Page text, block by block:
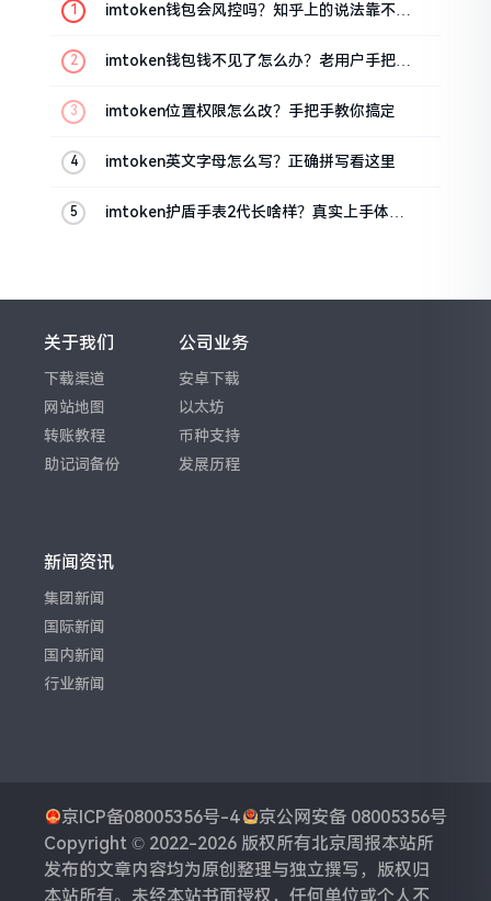
imtoken钱包会风控吗？知乎上的说法靠不靠
imtoken钱包钱不见了怎么办？老用户手把手
imtoken位置权限怎么改？手把手教你搞定
imtoken英文字母怎么写？正确拼写看这里
imtoken护盾手表2代长啥样？真实上手体验
关于我们
下载渠道
网站地图
转账教程
助记词备份
公司业务
安卓下载
以太坊
币种支持
发展历程
新闻资讯
集团新闻
国际新闻
国内新闻
行业新闻
京ICP备08005356号-4
京公网安备 08005356号
Copyright © 2022-2026 版权所有北京周报本站所
发布的文章内容均为原创整理与独立撰写，版权归
本站所有。未经本站书面授权，任何单位或个人不